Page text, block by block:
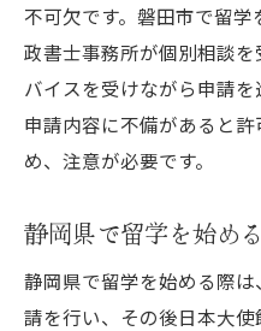
不可欠です。磐田市で留
政書士事務所が個別相談
バイスを受けながら申請を
申請内容に不備があると
め、注意が必要です。
静岡県で留学を始め
静岡県で留学を始める際
請を行い、その後日本大